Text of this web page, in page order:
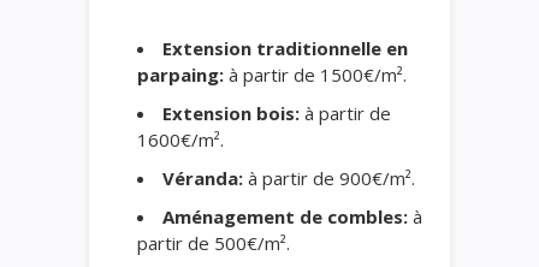
Extension traditionnelle en
parpaing: à partir de 1500€/m².
Extension bois: à partir de
1600€/m².
Véranda: à partir de 900€/m².
Aménagement de combles: à
partir de 500€/m².